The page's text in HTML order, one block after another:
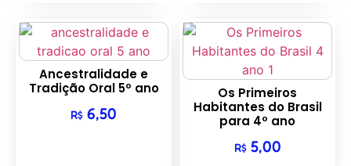
Ancestralidade e
Tradição Oral 5º ano
R$ 6,50
Os Primeiros
Habitantes do Brasil
para 4º ano
R$5,00